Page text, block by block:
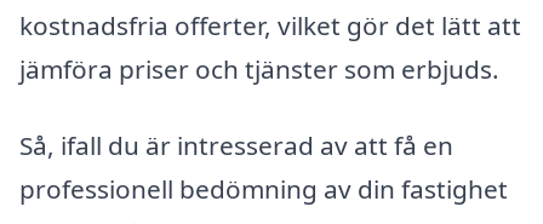
kostnadsfria offerter, vilket gör det lätt att
jämföra priser och tjänster som erbjuds.
Så, ifall du är intresserad av att få en
professionell bedömning av din fastighet